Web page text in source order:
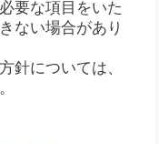
要な項目をいた
ない場合があり
針については、